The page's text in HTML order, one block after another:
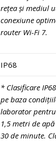
rețea și mediul
conexiune
router Wi-Fi 7.
IP68
* Clasificare
pe baza
laborator
1,5 metri de
30 de minute.